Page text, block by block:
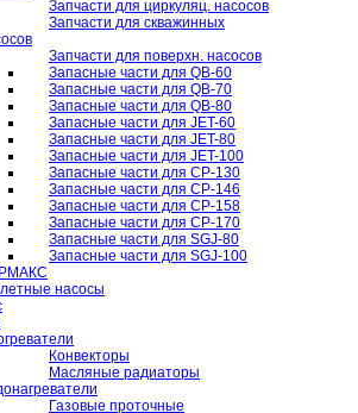
Запчасти для циркуляц. насосов
Запчасти для скважинных
Запчасти для поверхн. насосов
Запасные части для QB-60
Запасные части для QB-70
Запасные части для QB-80
Запасные части для JET-60
Запасные части для JET-80
Запасные части для JET-100
Запасные части для CP-130
Запасные части для CP-146
Запасные части для CP-158
Запасные части для CP-170
Запасные части для SGJ-80
Запасные части для SGJ-100
насосы
Конвекторы
Масляные радиаторы
Газовые проточные